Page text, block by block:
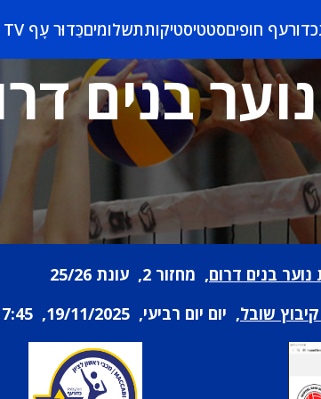
כדורעף חופיםסטטיסטיקותתשלומיםכַּדוּר עָף TV
בנים
נוער בנים דרום, מחזור 2, עונת 25/26
שובל, יום יום רביעי, 19/11/2025, 17:45